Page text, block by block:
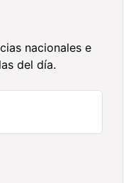
nacionales e
del día.